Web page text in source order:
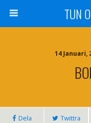
TUN
14 Januari,
Dela Twittra